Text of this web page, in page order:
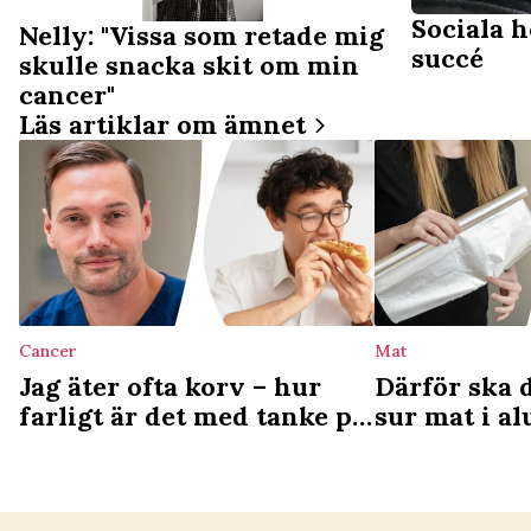
Nelly: "Vissa som retade mig
skulle snacka skit om min
cancer"
Sociala
succé
Läs artiklar om ämnet
Cancer
Jag äter ofta korv – hur
farligt är det med tanke på
Mat
Därför ska
sur mat i